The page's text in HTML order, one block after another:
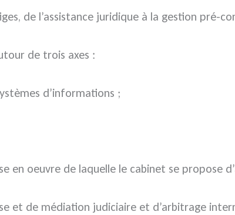
de l’assistance juridique à la gestion pré-
de trois axes :
d’informations ;
en oeuvre de laquelle le cabinet se propose
et de médiation judiciaire et d’arbitrage